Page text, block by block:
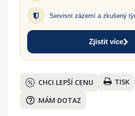
Servisní zázemí a zkušený
Zjistit více
CHCI LEPŠÍ CENU TISK
help_outline MÁM DOTAZ